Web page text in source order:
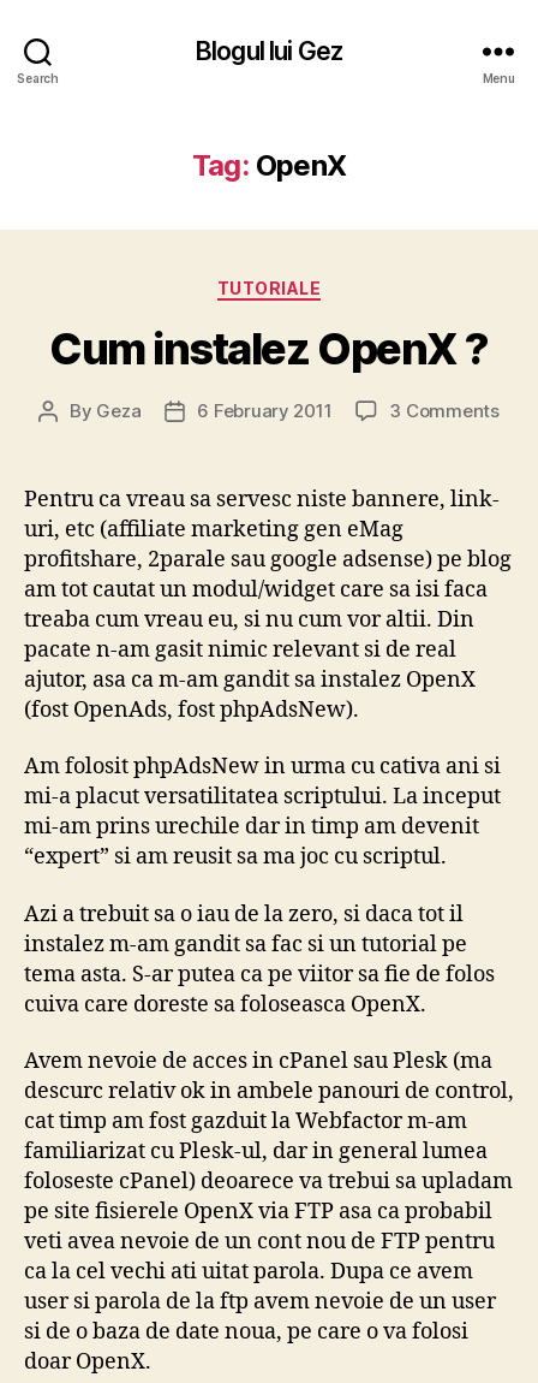
Search
Blogul lui Gez
Menu
Tag: OpenX
Categories
TUTORIALE
Cum instalez OpenX ?
Post
By Geza
Post6 February 2011 3 Commentson
Pentru ca vreau sa servesc niste bannere, link-
uri, etc (affiliate marketing gen eMag
profitshare, 2parale sau google adsense) pe blog
am tot cautat un modul/widget care sa isi faca
treaba cum vreau eu, si nu cum vor altii. Din
pacate n-am gasit nimic relevant si de real
ajutor, asa ca m-am gandit sa instalez OpenX
(fost OpenAds, fost phpAdsNew).
Am folosit phpAdsNew in urma cu cativa ani si
mi-a placut versatilitatea scriptului. La inceput
mi-am prins urechile dar in timp am devenit
“expert” si am reusit sa ma joc cu scriptul.
Azi a trebuit sa o iau de la zero, si daca tot il
instalez m-am gandit sa fac si un tutorial pe
tema asta. S-ar putea ca pe viitor sa fie de folos
cuiva care doreste sa foloseasca OpenX.
Avem nevoie de acces in cPanel sau Plesk (ma
descurc relativ ok in ambele panouri de control,
cat timp am fost gazduit la Webfactor m-am
familiarizat cu Plesk-ul, dar in general lumea
foloseste cPanel) deoarece va trebui sa upladam
pe site fisierele OpenX via FTP asa ca probabil
veti avea nevoie de un cont nou de FTP pentru
ca la cel vechi ati uitat parola. Dupa ce avem
user si parola de la ftp avem nevoie de un user
si de o baza de date noua, pe care o va folosi
doar OpenX.